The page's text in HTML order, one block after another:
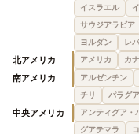
イスラエル
サウジアラビア
ヨルダン
レ
北アメリカ アメリカ カ
南アメリカ アルゼンチン
チリ
パラグ
中央アメリカ アンティグア・
グアテマラ